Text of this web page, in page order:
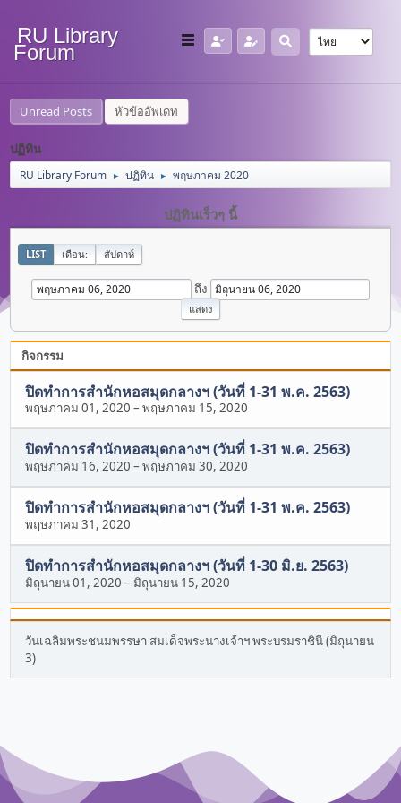
RU Library
Forum
Unread Posts หัวข้ออัพเดท
ปฏิทิน
RU Library Forum ► ปฏิทิน ► พฤษภาคม 2020
ปฏิทินเร็วๆ นี้
LIST เดือน: สัปดาห์
ถึง
กิจกรรม
ปิดทำการสำนักหอสมุดกลางฯ (วันที่ 1-31 พ.ค. 2563)
พฤษภาคม 01, 2020 –พฤษภาคม 15, 2020
ปิดทำการสำนักหอสมุดกลางฯ (วันที่ 1-31 พ.ค. 2563)
พฤษภาคม 16, 2020 –พฤษภาคม 30, 2020
ปิดทำการสำนักหอสมุดกลางฯ (วันที่ 1-31 พ.ค. 2563)
พฤษภาคม 31, 2020
ปิดทำการสำนักหอสมุดกลางฯ (วันที่ 1-30 มิ.ย. 2563)
มิถุนายน 01, 2020 –มิถุนายน 15, 2020
วันเฉลิมพระชนมพรรษา สมเด็จพระนางเจ้าฯ พระบรมราชินี (มิถุนายน
3)